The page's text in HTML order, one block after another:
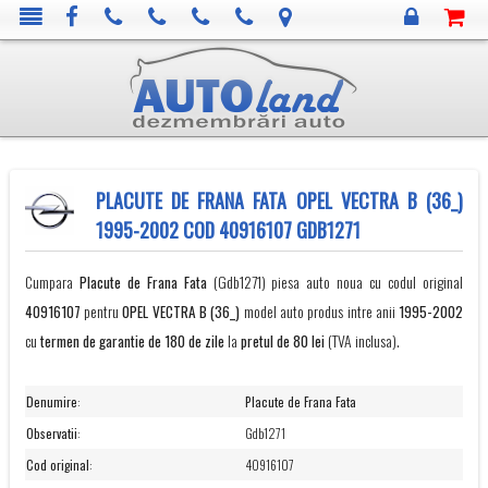
PLACUTE DE FRANA FATA OPEL VECTRA B (36_)
1995-2002 COD 40916107 GDB1271
Cumpara Placute de Frana Fata(Gdb1271) piesa auto noua cu codul original
40916107 pentruOPEL VECTRA B (36_) model auto produs intre anii1995-2002
cutermen de garantie de 180 de zile la pretul de 80 lei(TVA inclusa).
Denumire:
Placute de Frana Fata
Observatii:
Gdb1271
Cod original:
40916107